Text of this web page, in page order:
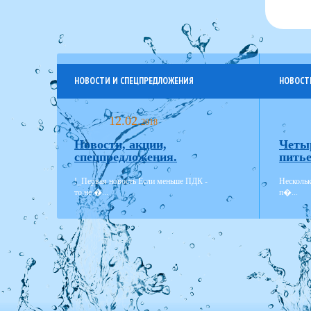
НОВОСТИ И СПЕЦПРЕДЛОЖЕНИЯ
12.02.2018
Новости, акции,
спецпредложения.
!_Первая новость Если меньше ПДК -
то не �...
п�...